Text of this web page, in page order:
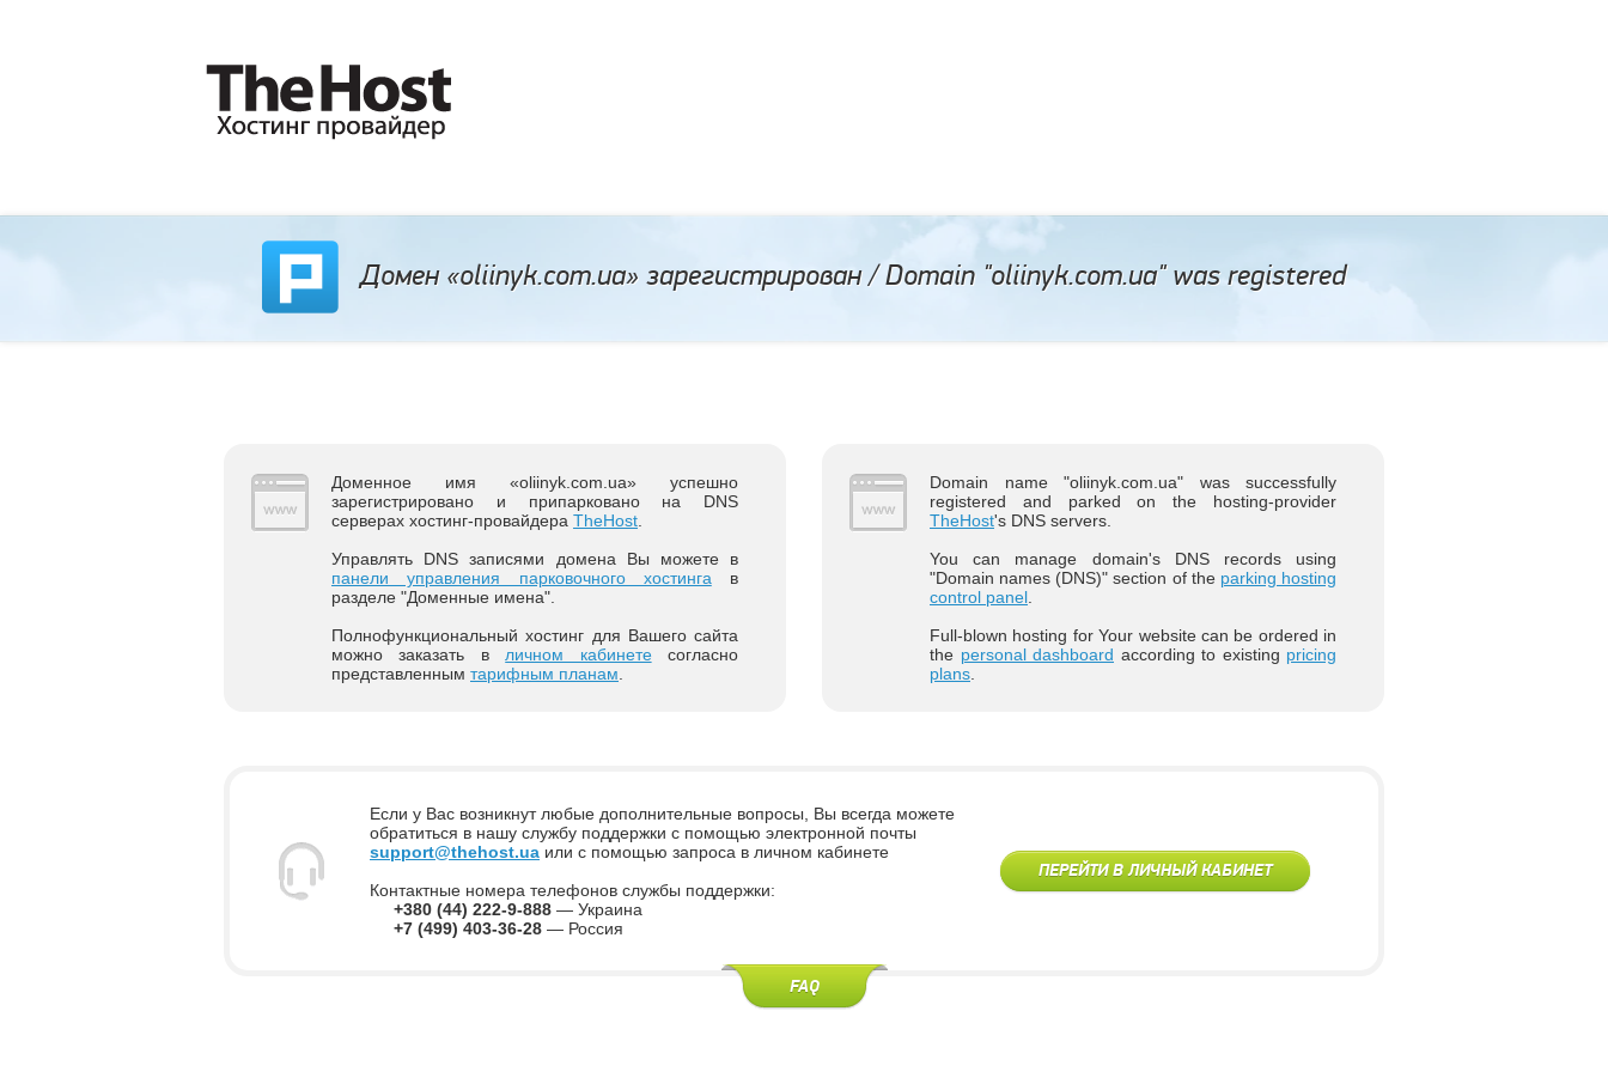
Домен «oliinyk.com.ua» зарегистрирован / Domain "oliinyk.com.ua" was registered
Доменное имя «oliinyk.com.ua» успешно
зарегистрировано и припарковано на DNS
серверах хостинг-провайдера TheHost
Управлять DNS записями домена Вы можете в
панели управления парковочного хостинга в
разделе "Доменные имена".
Полнофункциональный хостинг для Вашего сайта
можно заказать в личном кабинетесогласно
представленным тарифным планам
Domain name "oliinyk.com.ua" was successfully
registered and parked on the hosting-provider
TheHost's DNS servers.
You can manage domain's DNS records using
"Domain names (DNS)" section of the parking hosting
control panel
Full-blown hosting for Your website can be ordered in
the personal dashboard according to existing pricing
plans
Если у Вас возникнут любые дополнительные вопросы, Вы всегда можете
обратиться в нашу службу поддержки с помощью электронной почты
support@thehost.ua или с помощью запроса в личном кабинете
Контактные номера телефонов службы поддержки:
+380 (44) 222-9-888 — Украина
+7 (499) 403-36-28 — Россия
ПЕРЕЙТИ В ЛИЧНЫЙ КАБИНЕТ
FAQ